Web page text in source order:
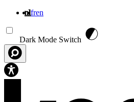
nlfren
Dark Mode Switch